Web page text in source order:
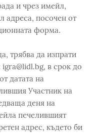
и чрез имейл,
адреса, посочен от
форма.
трябва да изпрати
в срок до
датата на
Участник на
деня на
печелившият
адрес, където би